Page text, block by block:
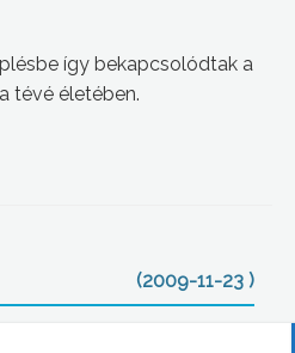
így bekapcsolódtak a
tévé életében.
(2009-11-23 )